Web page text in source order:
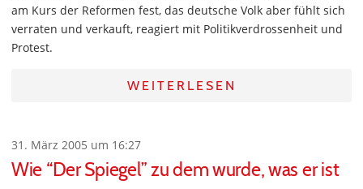
am Kurs der Reformen fest, das deutsche Volk aber fühlt sich
verraten und verkauft, reagiert mit Politikverdrossenheit und
Protest.
WEITERLESEN
31. März 2005 um 16:27
Wie “Der Spiegel” zu dem wurde, was er ist